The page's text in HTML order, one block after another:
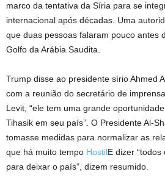
marco da tentativa da Síria para se
internacional após décadas. Uma
que duas pessoas falaram pouco antes
Golfo da Arábia Saudita.
Trump disse ao presidente sírio Ahmed
com a reunião do secretário de
Levit, “ele tem uma grande
Tihasik em seu país”. O Presidente Al-
tomasse medidas para normalizar as
que há muito tempo HostilE dizer
para deixar o país”, dizem resumido.